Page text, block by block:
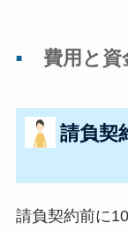
費用と資
請負契
請負契約前に